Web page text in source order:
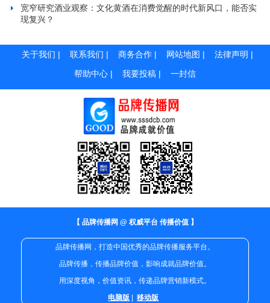
宽窄研究酒业观察：文化黄酒在消费觉醒的时代新风口，能否实
现复兴？
关于我们 | 联系我们 | 商务合作 | 网站地图 | 法律声明 |
帮助中心 | 我要投稿 | 一封信
【 品牌传播网 @ 权威平台 传播价值 】
品牌传播网，打造中国优秀的品牌传播服务平台。
品牌传播，传播品牌价值，影响成就品牌价值。
用深度视角，价值资讯，传递品牌营销新模式。
电脑版
移动版